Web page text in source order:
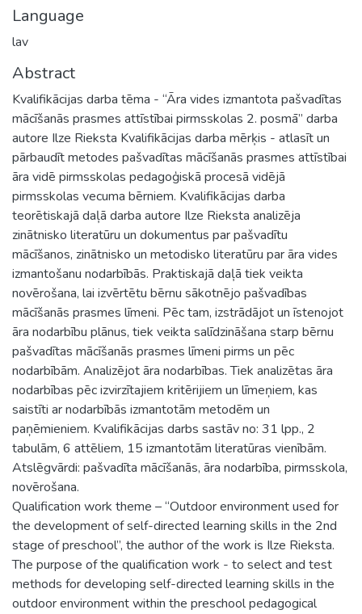
Language
lav
Abstract
Kvalifikācijas darba tēma - “Āra vides izmantota pašvadītas
mācīšanās prasmes attīstībai pirmsskolas 2. posmā” darba
autore Ilze Rieksta Kvalifikācijas darba mērķis - atlasīt un
pārbaudīt metodes pašvadītas mācīšanās prasmes attīstībai
āra vidē pirmsskolas pedagoģiskā procesā vidējā
pirmsskolas vecuma bērniem. Kvalifikācijas darba
teorētiskajā daļā darba autore Ilze Rieksta analizēja
zinātnisko literatūru un dokumentus par pašvadītu
mācīšanos, zinātnisko un metodisko literatūru par āra vides
izmantošanu nodarbībās. Praktiskajā daļā tiek veikta
novērošana, lai izvērtētu bērnu sākotnējo pašvadības
mācīšanās prasmes līmeni. Pēc tam, izstrādājot un īstenojot
āra nodarbību plānus, tiek veikta salīdzināšana starp bērnu
pašvadītas mācīšanās prasmes līmeni pirms un pēc
nodarbībām. Analizējot āra nodarbības. Tiek analizētas āra
nodarbības pēc izvirzītajiem kritērijiem un līmeņiem, kas
saistīti ar nodarbībās izmantotām metodēm un
paņēmieniem. Kvalifikācijas darbs sastāv no: 31 lpp., 2
tabulām, 6 attēliem, 15 izmantotām literatūras vienībām.
Atslēgvārdi: pašvadīta mācīšanās, āra nodarbība, pirmsskola,
novērošana.
Qualification work theme – “Outdoor environment used for
the development of self-directed learning skills in the 2nd
stage of preschool”, the author of the work is Ilze Rieksta.
The purpose of the qualification work - to select and test
methods for developing self-directed learning skills in the
outdoor environment within the preschool pedagogical